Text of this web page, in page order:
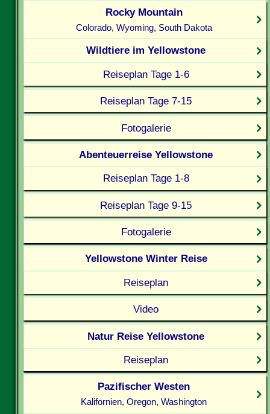
Rocky Mountain
Colorado, Wyoming, South Dakota
Wildtiere im Yellowstone
Reiseplan Tage 1-6
Reiseplan Tage 7-15
Fotogalerie
Abenteuerreise Yellowstone
Reiseplan Tage 1-8
Reiseplan Tage 9-15
Fotogalerie
Yellowstone Winter Reise
Reiseplan
Video
Natur Reise Yellowstone
Reiseplan
Pazifischer Westen
Kalifornien, Oregon, Washington